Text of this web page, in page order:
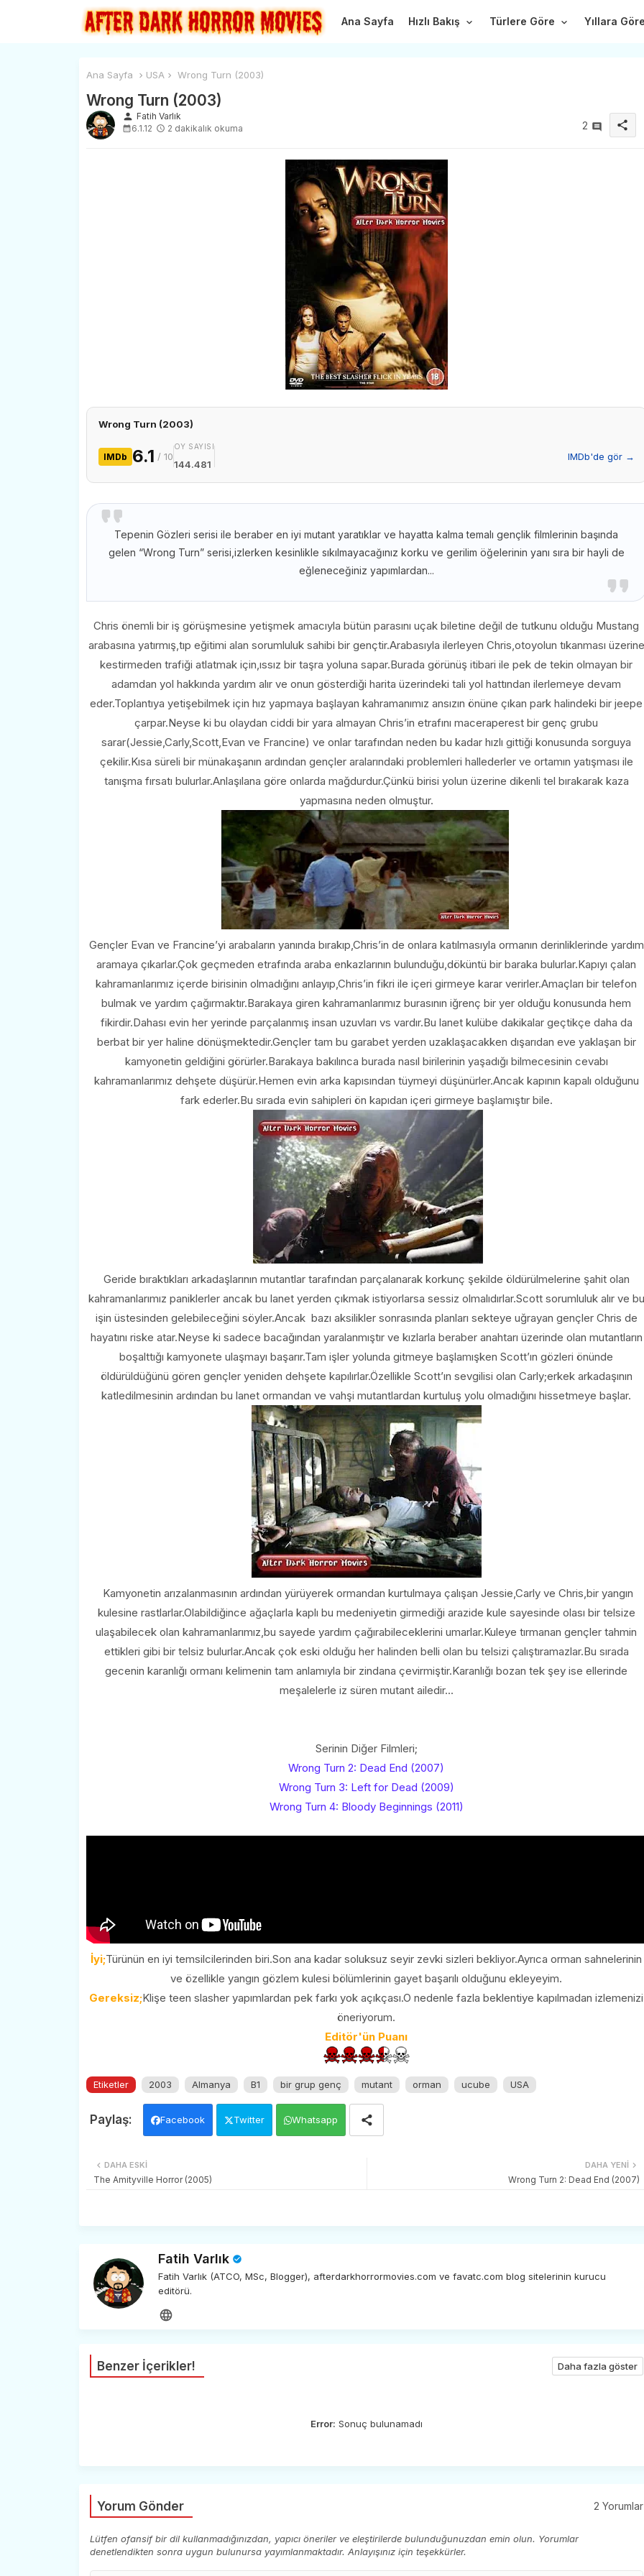
Ana Sayfa Hızlı Bakış Türlere Göre Yıllara
Ana Sayfa USA Wrong Turn (2003)
Wrong Turn (2003)
person Fatih Varlık
6.1.12
2 dakikalık okuma 2 share
Wrong Turn (2003)
IMDb 6.1 / 10
OY SAYISI
144.481
IMDb'de gör →
Tepenin Gözleri serisi ile beraber en iyi mutant yaratıklar ve hayatta kalma temalı gençlik filmlerinin başında
gelen “Wrong Turn” serisi,izlerken kesinlikle sıkılmayacağınız korku ve gerilim öğelerinin yanı sıra bir hayli de
eğleneceğiniz yapımlardan...
Chris önemli bir iş görüşmesine yetişmek amacıyla bütün parasını uçak biletine değil de tutkunu olduğu Mustang
arabasına yatırmış,tıp eğitimi alan sorumluluk sahibi bir gençtir.Arabasıyla ilerleyen Chris,otoyolun tıkanması üzerine
kestirmeden trafiği atlatmak için,ıssız bir taşra yoluna sapar.Burada görünüş itibari ile pek de tekin olmayan bir
adamdan yol hakkında yardım alır ve onun gösterdiği harita üzerindeki tali yol hattından ilerlemeye devam
eder.Toplantıya yetişebilmek için hız yapmaya başlayan kahramanımız ansızın önüne çıkan park halindeki bir jeepe
çarpar.Neyse ki bu olaydan ciddi bir yara almayan Chris’in etrafını maceraperest bir genç grubu
sarar(Jessie,Carly,Scott,Evan ve Francine) ve onlar tarafından neden bu kadar hızlı gittiği konusunda sorguya
çekilir.Kısa süreli bir münakaşanın ardından gençler aralarındaki problemleri hallederler ve ortamın yatışması ile
tanışma fırsatı bulurlar.Anlaşılana göre onlarda mağdurdur.Çünkü birisi yolun üzerine dikenli tel bırakarak kaza
yapmasına neden olmuştur.
Gençler Evan ve Francine’yi arabaların yanında bırakıp,Chris’in de onlara katılmasıyla ormanın derinliklerinde yardım
aramaya çıkarlar.Çok geçmeden etrafında araba enkazlarının bulunduğu,döküntü bir baraka bulurlar.Kapıyı çalan
kahramanlarımız içerde birisinin olmadığını anlayıp,Chris’in fikri ile içeri girmeye karar verirler.Amaçları bir telefon
bulmak ve yardım çağırmaktır.Barakaya giren kahramanlarımız burasının iğrenç bir yer olduğu konusunda hem
fikirdir.Dahası evin her yerinde parçalanmış insan uzuvları vs vardır.Bu lanet kulübe dakikalar geçtikçe daha da
berbat bir yer haline dönüşmektedir.Gençler tam bu garabet yerden uzaklaşacakken dışarıdan eve yaklaşan bir
kamyonetin geldiğini görürler.Barakaya bakılınca burada nasıl birilerinin yaşadığı bilmecesinin cevabı
kahramanlarımız dehşete düşürür.Hemen evin arka kapısından tüymeyi düşünürler.Ancak kapının kapalı olduğunu
fark ederler.Bu sırada evin sahipleri ön kapıdan içeri girmeye başlamıştır bile.
Geride bıraktıkları arkadaşlarının mutantlar tarafından parçalanarak korkunç şekilde öldürülmelerine şahit olan
kahramanlarımız paniklerler ancak bu lanet yerden çıkmak istiyorlarsa sessiz olmalıdırlar.Scott sorumluluk alır ve bu
işin üstesinden gelebileceğini söyler.Ancak bazı aksilikler sonrasında planları sekteye uğrayan gençler Chris de
hayatını riske atar.Neyse ki sadece bacağından yaralanmıştır ve kızlarla beraber anahtarı üzerinde olan mutantların
boşalttığı kamyonete ulaşmayı başarır.Tam işler yolunda gitmeye başlamışken Scott’ın gözleri önünde
öldürüldüğünü gören gençler yeniden dehşete kapılırlar.Özellikle Scott’ın sevgilisi olan Carly;erkek arkadaşının
katledilmesinin ardından bu lanet ormandan ve vahşi mutantlardan kurtuluş yolu olmadığını hissetmeye başlar.
Kamyonetin arızalanmasının ardından yürüyerek ormandan kurtulmaya çalışan Jessie,Carly ve Chris,bir yangın
kulesine rastlarlar.Olabildiğince ağaçlarla kaplı bu medeniyetin girmediği arazide kule sayesinde olası bir telsize
ulaşabilecek olan kahramanlarımız,bu sayede yardım çağırabileceklerini umarlar.Kuleye tırmanan gençler tahmin
ettikleri gibi bir telsiz bulurlar.Ancak çok eski olduğu her halinden belli olan bu telsizi çalıştıramazlar.Bu sırada
gecenin karanlığı ormanı kelimenin tam anlamıyla bir zindana çevirmiştir.Karanlığı bozan tek şey ise ellerinde
meşalelerle iz süren mutant ailedir...
Serinin Diğer Filmleri;
Wrong Turn 2: Dead End (2007)
Wrong Turn 3: Left for Dead (2009)
Wrong Turn 4: Bloody Beginnings (2011)
İyi;Türünün en iyi temsilcilerinden biri.Son ana kadar soluksuz seyir zevki sizleri bekliyor.Ayrıca orman sahnelerinin
ve özellikle yangın gözlem kulesi bölümlerinin gayet başarılı olduğunu ekleyeyim.
Gereksiz;Klişe teen slasher yapımlardan pek farkı yok açıkçası.O nedenle fazla beklentiye kapılmadan izlemenizi
öneriyorum.
Editör'ün Puanı
Etiketler 2003 Almanya B1 bir grup genç mutant orman ucube USA
Facebook Twitter Whatsapp
DAHA YENI
Wrong Turn 2: Dead End (2007)
DAHA ESKI
The Amityville Horror (2005)
Fatih Varlık
Fatih Varlık (ATCO, MSc, Blogger), afterdarkhorrormovies.com ve favatc.com blog sitelerinin kurucu
editörü.
Benzer İçerikler! Daha fazla göster
Error: Sonuç bulunamadı
Yorum Gönder 2 Yorumlar
Lütfen ofansif bir dil kullanmadığınızdan, yapıcı öneriler ve eleştirilerde bulunduğunuzdan emin olun. Yorumlar
denetlendikten sonra uygun bulunursa yayımlanmaktadır. Anlayışınız için teşekkürler.